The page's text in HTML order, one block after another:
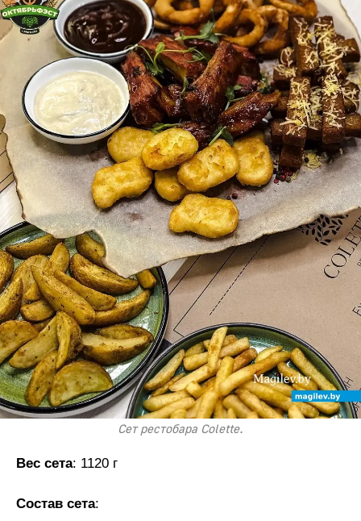
Сет рестобара Colette.
Вес сета: 1120 г
Состав сета: